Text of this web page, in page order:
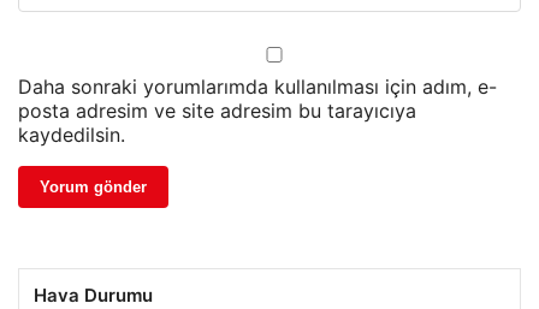
Daha sonraki yorumlarımda kullanılması için adım, e-
posta adresim ve site adresim bu tarayıcıya
kaydedilsin.
Hava Durumu